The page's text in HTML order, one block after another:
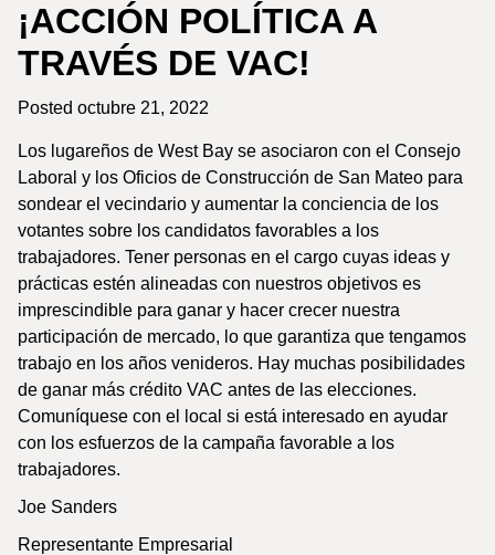
¡ACCIÓN POLÍTICA A
TRAVÉS DE VAC!
Posted octubre 21, 2022
Los lugareños de West Bay se asociaron con el Consejo
Laboral y los Oficios de Construcción de San Mateo para
sondear el vecindario y aumentar la conciencia de los
votantes sobre los candidatos favorables a los
trabajadores. Tener personas en el cargo cuyas ideas y
prácticas estén alineadas con nuestros objetivos es
imprescindible para ganar y hacer crecer nuestra
participación de mercado, lo que garantiza que tengamos
trabajo en los años venideros. Hay muchas posibilidades
de ganar más crédito VAC antes de las elecciones.
Comuníquese con el local si está interesado en ayudar
con los esfuerzos de la campaña favorable a los
trabajadores.
Joe Sanders
Representante Empresarial